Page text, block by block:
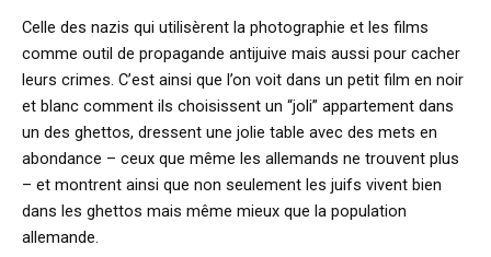
Celle des nazis qui utilisèrent la photographie et les films
comme outil de propagande antijuive mais aussi pour cacher
leurs crimes. C’est ainsi que l’on voit dans un petit film en noir
et blanc comment ils choisissent un “joli” appartement dans
un des ghettos, dressent une jolie table avec des mets en
abondance – ceux que même les allemands ne trouvent plus
– et montrent ainsi que non seulement les juifs vivent bien
dans les ghettos mais même mieux que la population
allemande.